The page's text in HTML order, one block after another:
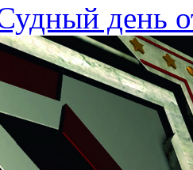
день